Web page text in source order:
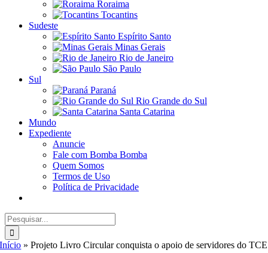
Roraima
Tocantins
Sudeste
Espírito Santo
Minas Gerais
Rio de Janeiro
São Paulo
Sul
Paraná
Rio Grande do Sul
Santa Catarina
Mundo
Expediente
Anuncie
Fale com Bomba Bomba
Quem Somos
Termos de Uso
Política de Privacidade
Buscar
resultados
para:
Início »Projeto Livro Circular conquista o apoio de servidores do TCE